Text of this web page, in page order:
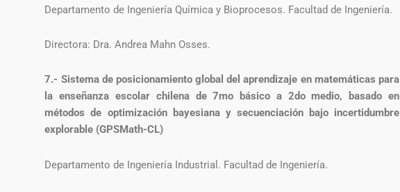
Departamento de Ingeniería Química y Bioprocesos. Facultad de Ingeniería.
Directora: Dra. Andrea Mahn Osses.
7.- Sistema de posicionamiento global del aprendizaje en matemáticas para
la enseñanza escolar chilena de 7mo básico a 2do medio, basado en
métodos de optimización bayesiana y secuenciación bajo incertidumbre
explorable (GPSMath-CL)
Departamento de Ingeniería Industrial. Facultad de Ingeniería.